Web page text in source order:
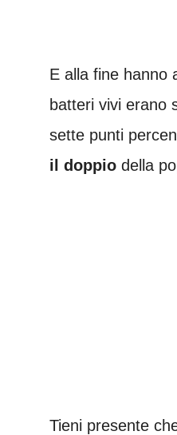
E alla fine hanno
batteri vivi erano
sette punti
il doppio della
Tieni presente